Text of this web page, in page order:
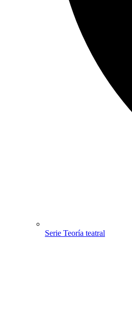
Serie Teoría teatral